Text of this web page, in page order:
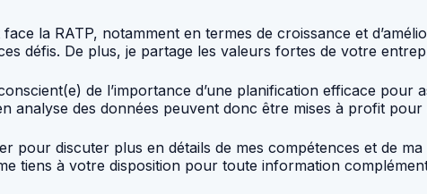
la RATP, notamment en termes de croissance et
défis. De plus, je partage les valeurs fortes de votre
de l’importance d’une planification efficace
analyse des données peuvent donc être mises à profit
pour discuter plus en détails de mes compétences et de
tiens à votre disposition pour toute information